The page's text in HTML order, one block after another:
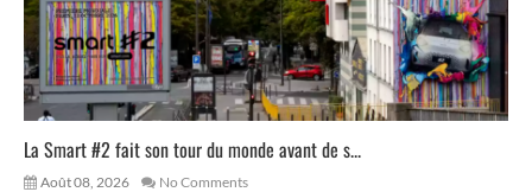
La Smart #2 fait son tour du monde avant de s...
Août 08, 2026 No Comments